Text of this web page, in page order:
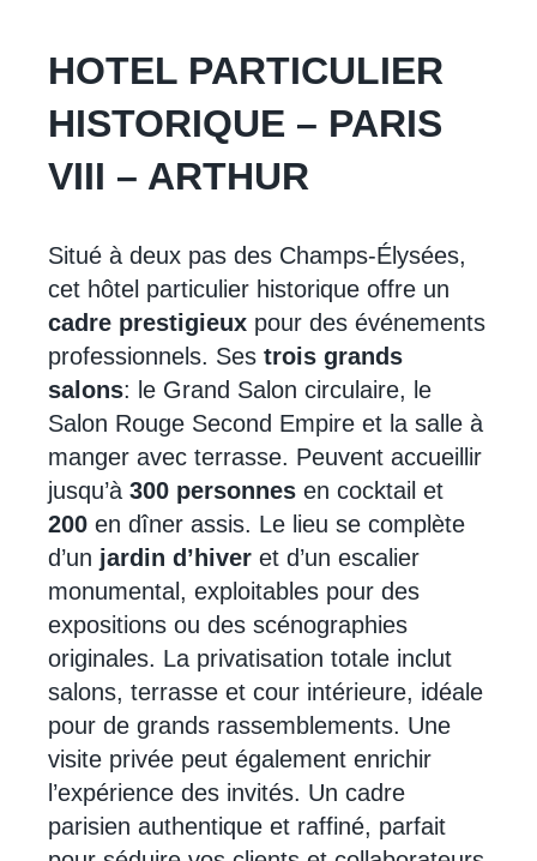
HOTEL PARTICULIER
HISTORIQUE – PARIS
VIII – ARTHUR
Situé à deux pas des Champs-Élysées,
cet hôtel particulier historique offre un
cadre prestigieux pour des événements
professionnels. Ses trois grands
salons: le Grand Salon circulaire, le
Salon Rouge Second Empire et la salle à
manger avec terrasse. Peuvent accueillir
jusqu’à 300 personnes en cocktail et
200 en dîner assis. Le lieu se complète
d’un jardin d’hiver et d’un escalier
monumental, exploitables pour des
expositions ou des scénographies
originales. La privatisation totale inclut
salons, terrasse et cour intérieure, idéale
pour de grands rassemblements. Une
visite privée peut également enrichir
l’expérience des invités. Un cadre
parisien authentique et raffiné, parfait